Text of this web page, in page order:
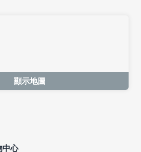
顯示地圖
中心